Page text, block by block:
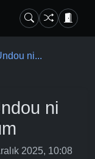
ni...
ni
2025, 10:08